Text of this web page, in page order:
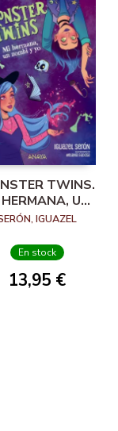
TWINS.
UN
ZOMBI Y YO
IGUAZEL
En stock
13,95 €